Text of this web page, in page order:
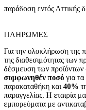
παράδοση εντός Αττικής
ΠΛΗΡΩΜΕΣ
Για την ολοκλήρωση της
της διαθεσιμότητας των
δέσμευση των προϊόντων
συμφωνηθέν ποσό για
παρακαταθήκη και 40%
παραγγελίας. Η εταιρία
εμπορεύματα με